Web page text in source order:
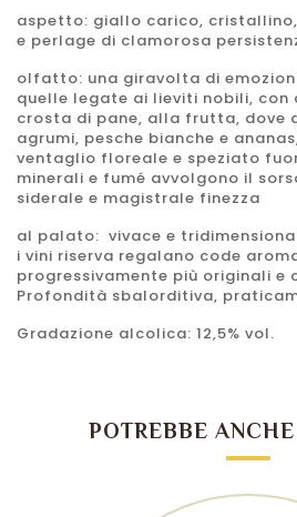
aspetto: giallo carico,
e perlage di clamorosa
olfatto: una giravolta di
quelle legate ai lieviti nobili, con
crosta di pane, alla frutta, dove
agrumi, pesche bianche e
ventaglio floreale e speziato
minerali e fumé avvolgono il
siderale e magistrale finezza
al palato: vivace e
i vini riserva regalano code
progressivamente più originali e
Profondità sbalorditiva,
Gradazione alcolica: 12,5% vol.
POTREBBE